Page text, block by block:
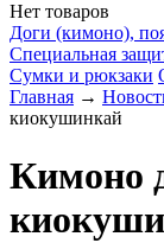
Нет товаров
Доги (кимоно),
Специальная
Сумки и рюкзаки
Главная →
киокушинкай
Кимоно